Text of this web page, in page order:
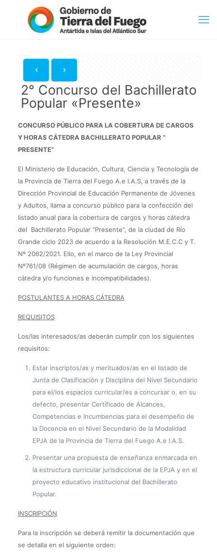
2° Concurso del Bachillerato
Popular «Presente»
CONCURSO PÚBLICOPARA LA COBERTURA DE CARGOS
Y HORAS CÁTEDRA BACHILLERATO POPULAR “
PRESENTE”
El Ministerio de Educación, Cultura, Ciencia y Tecnología de
la Provincia de Tierra del Fuego A.e I.A.S, a través de la
Dirección Provincial de Educación Permanente de Jóvenes
y Adultos, llama a concurso público para la confección del
listado anual para la cobertura de cargos y horas cátedra
del Bachillerato Popular “Presente”, de la ciudad de Río
Grande ciclo 2023 de acuerdo a la Resolución M.E.C.C y T.
Nº 2062/2021. Ello, en el marco de la Ley Provincial
Nº761/08 (Régimen de acumulación de cargos, horas
cátedra y/o funciones e incompatibilidades).
POSTULANTES A HORAS CÁTEDRA
REQUISITOS
Los/las interesados/as deberán cumplir con los siguientes
requisitos:
Estar inscriptos/as y merituados/as en el listado de
Junta de Clasificación y Disciplina del Nivel Secundario
para el/los espacios curricular/es a concursar o, en su
defecto, presentar Certificado de Alcances,
Competencias e Incumbencias para el desempeño de
la Docencia en el Nivel Secundario de la Modalidad
EPJA de la Provincia de Tierra del Fuego A.e I.A.S.
Presentar una propuesta de enseñanza enmarcada en
la estructura curricular jurisdiccional de la EPJA y en el
proyecto educativo institucional del Bachillerato
Popular.
INSCRIPCIÓN
Para la inscripción se deberá remitir la documentación que
se detalla en el siguiente orden: